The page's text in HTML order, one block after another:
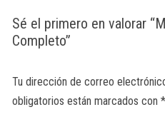
Sé el primero en valorar
Completo”
Tu dirección de correo
obligatorios están marcados con*